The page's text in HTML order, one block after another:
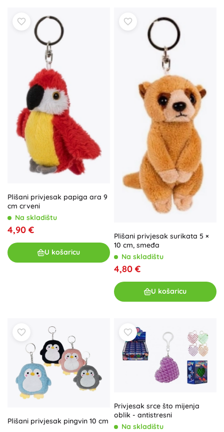
Plišani privjesak papiga ara 9
cm crveni
Na skladištu
4,90 €
U košaricu
Plišani privjesak surikata 5 ×
10 cm, smeđa
Na skladištu
4,80 €
U košaricu
Plišani privjesak pingvin 10 cm
Privjesak srce što mijenja
oblik - antistresni
Na skladištu